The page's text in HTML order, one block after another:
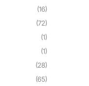
(16)
(72)
(1)
(1)
(28)
(65)